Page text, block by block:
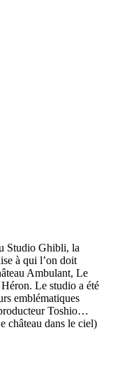
Studio Ghibli, la
à qui l’on doit
Ambulant, Le
Le studio a été
emblématiques
Toshio…
château dans le ciel)